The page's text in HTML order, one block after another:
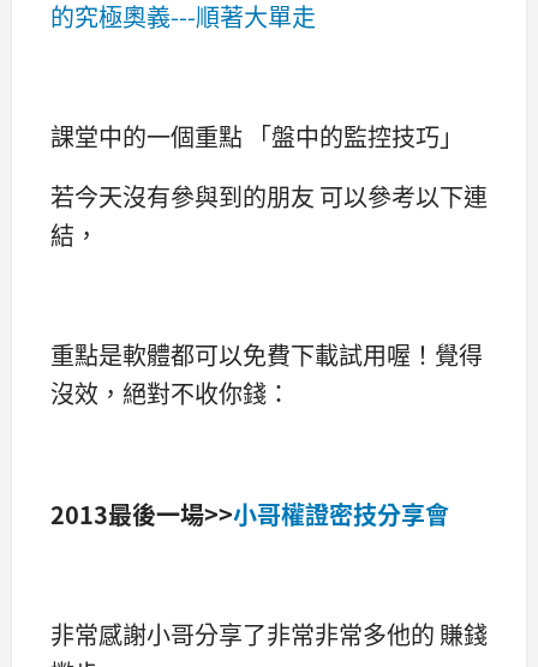
的究極奧義---順著大單走
課堂中的一個重點 「盤中的監控技巧」
若今天沒有參與到的朋友 可以參考以下連
結，
重點是軟體都可以免費下載試用喔！覺得
沒效，絕對不收你錢：
2013最後一場>>小哥權證密技分享會
非常感謝小哥分享了非常非常多他的 賺錢